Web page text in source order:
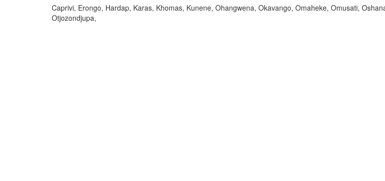
Caprivi, Erongo, Hardap, Karas, Khomas, Kunene, Ohangwena, Okavango, Omaheke, Omusati,
Otjozondjupa,